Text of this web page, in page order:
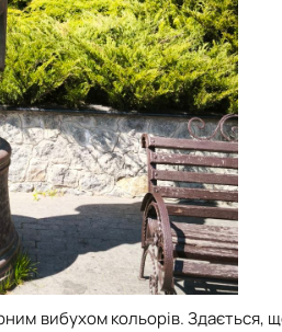
вибухом кольорів. Здається,